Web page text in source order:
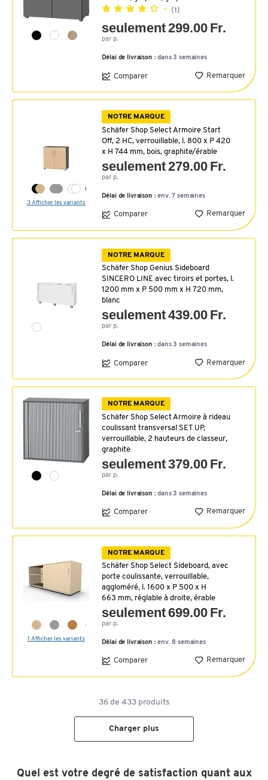
(1)
seulement 299.00 Fr.
par p.
Délai de livraison :dans 3 semaines
Comparer Remarquer
3 Afficher les variants
NOTRE MARQUE
Schäfer Shop Select Armoire Start
Off, 2 HC, verrouillable, l. 800 x P 420
x H 744 mm, bois, graphite/érable
seulement 279.00 Fr.
par p.
Délai de livraison :env. 7 semaines
Comparer Remarquer
NOTRE MARQUE
Schäfer Shop Genius Sideboard
SINCERO LINE avec tiroirs et portes, l.
1200 mm x P 500 mm x H 720 mm,
blanc
seulement 439.00 Fr.
par p.
Délai de livraison :dans 3 semaines
Comparer Remarquer
NOTRE MARQUE
Schäfer Shop Select Armoire à rideau
coulissant transversal SET UP,
verrouillable, 2 hauteurs de classeur,
graphite
seulement 379.00 Fr.
par p.
Délai de livraison :dans 3 semaines
Comparer Remarquer
1 Afficher les variants
NOTRE MARQUE
Schäfer Shop Select Sideboard, avec
porte coulissante, verrouillable,
aggloméré, l. 1600 x P 500 x H
663 mm, réglable à droite, érable
seulement 699.00 Fr.
par p.
Délai de livraison :env. 8 semaines
Comparer Remarquer
36de 433produits
Charger plus
Quel est votre degré de satisfaction quant aux